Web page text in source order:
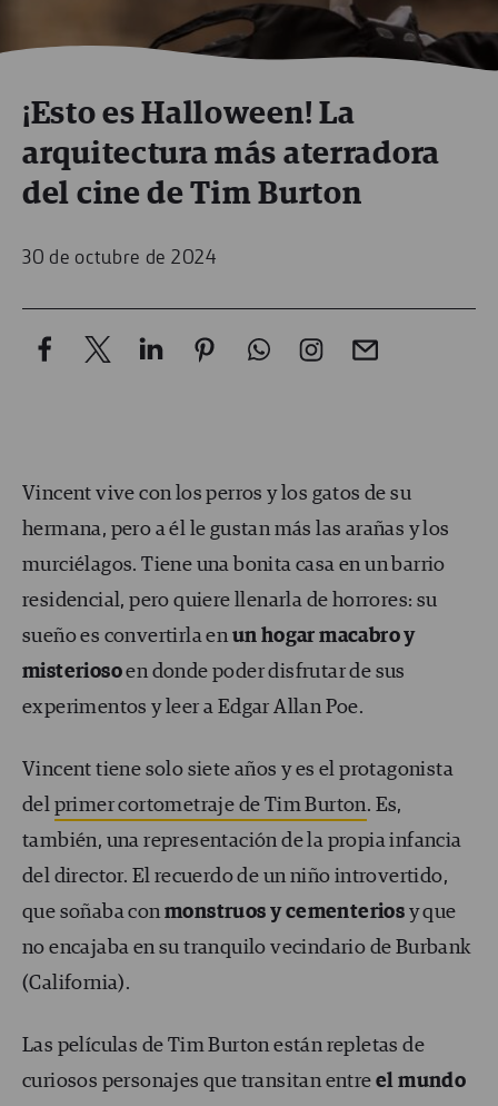
¡Esto es Halloween! La
arquitectura más aterradora
del cine de Tim Burton
30 de octubre de 2024
Vincent vive con los perros y los gatos de su
hermana, pero a él le gustan más las arañas y los
murciélagos. Tiene una bonita casa en un barrio
residencial, pero quiere llenarla de horrores: su
sueño es convertirla enun hogar macabro y
misteriosoen donde poder disfrutar de sus
experimentos y leer a Edgar Allan Poe.
Vincent tiene solo siete años y es el protagonista
del primer cortometraje de Tim Burton. Es,
también, una representación de la propia infancia
del director. El recuerdo de un niño introvertido,
que soñaba conmonstruos y cementerios y que
no encajaba en su tranquilo vecindario de Burbank
(California).
Las películas de Tim Burton están repletas de
curiosos personajes que transitan entre el mundo